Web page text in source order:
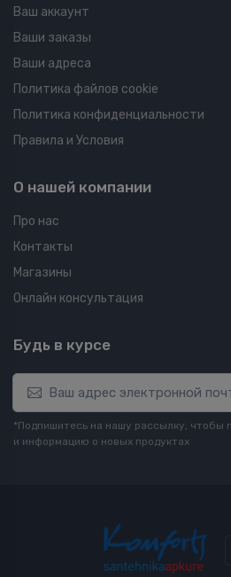
Ваш аккаунт
Ваши заказы
Ваши адреса
Политика файлов cookie
Политика конфиденциальности
Правила и Условия
О нашей компании
Про нас
Контакты
Магазины
Онлайн консультация
Будь в курсе
*Подпишитесь на нашу рассылку, чтобы
и информацию о новых продуктах